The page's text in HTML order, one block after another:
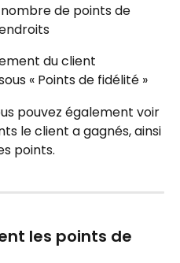
de points de
du client
« Points de fidélité »
pouvez également voir
le client a gagnés, ainsi
points.
les points de